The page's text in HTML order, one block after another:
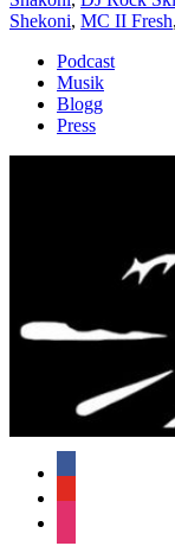
Shekoni, MC II Fresh,
Podcast
Musik
Blogg
Press